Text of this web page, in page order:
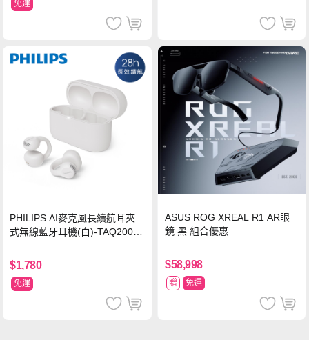
免運
PHILIPS AI麥克風長續航耳夾
式無線藍牙耳機(白)-TAQ2000
$1,780
免運
ASUS ROG XREAL R1 AR眼
鏡 黑 組合優惠
$58,998
贈 免運